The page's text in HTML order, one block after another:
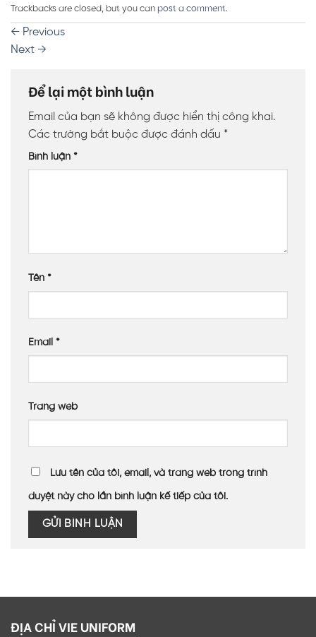
Trackbacks are closed, but you can post a comment.
← Previous
Next →
Để lại một bình luận
Email của bạn sẽ không được hiển thị công khai.
Các trường bắt buộc được đánh dấu *
Bình luận *
Tên *
Email *
Trang web
Lưu tên của tôi, email, và trang web trong trình
duyệt này cho lần bình luận kế tiếp của tôi.
ĐỊA CHỈ VIE UNIFORM